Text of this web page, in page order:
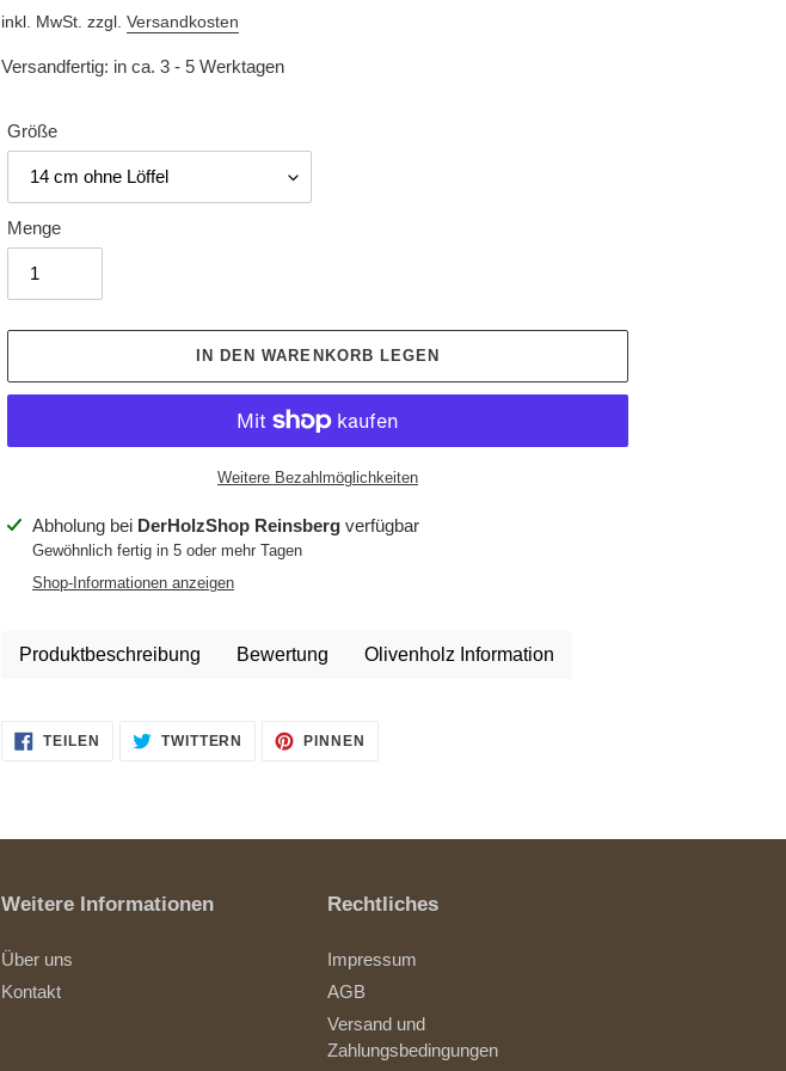
Preis
inkl. MwSt. zzgl. Versandkosten
Versandfertig: in ca. 3 - 5 Werktagen
Größe
Menge
IN DEN WARENKORB LEGEN
Weitere Bezahlmöglichkeiten
Produkt
zum
Abholung bei DerHolzShop Reinsberg verfügbar
Gewöhnlich fertig in 5 oder mehr Tagen
Shop-Informationen anzeigen
Produktbeschreibung Bewertung Olivenholz Information
TEILEN
FACEBOOK
TWITTERN
AUF
TWITTER
PINNEN
Weitere Informationen
Über uns
Kontakt
Rechtliches
Impressum
AGB
Versand und
Zahlungsbedingungen